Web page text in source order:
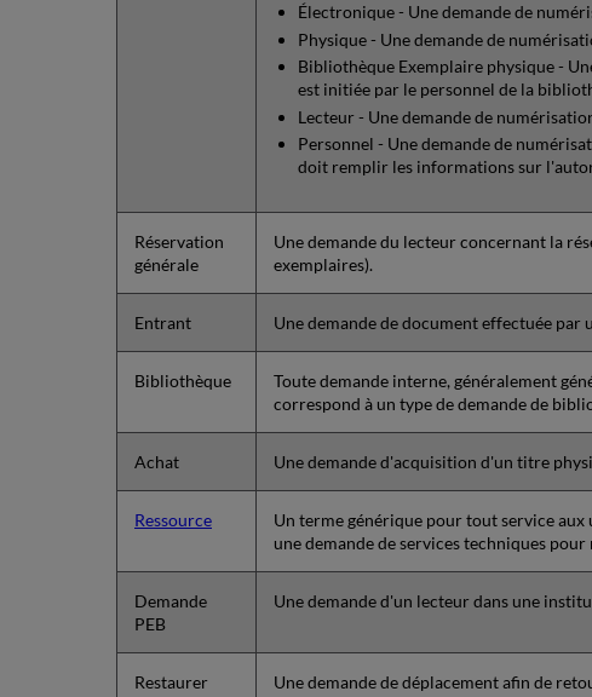
Électronique - Une demande de
Physique - Une demande de
Bibliothèque Exemplaire physique -
est initiée par le personnel de la
Lecteur - Une demande de
Personnel - Une demande de
doit remplir les informations sur
Réservation
générale
Une demande du lecteur concernant la
exemplaires).
Entrant Une demande de document effectuée
Bibliothèque
Toute demande interne, généralement
correspond à un type de demande de
Achat Une demande d'acquisition d'un titre
Ressource
Un terme générique pour tout service
une demande de services techniques
Demande
PEB
Une demande d'un lecteur dans une
Restaurer Une demande de déplacement afin de